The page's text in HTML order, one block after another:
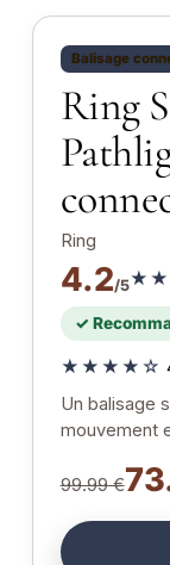
Balisage
Ring
Ring
4.2/5
✓
★★★★☆
Un balisage
mouvement
99.99 €